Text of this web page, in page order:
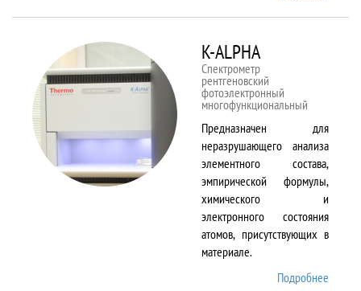
K-ALPHA
Спектрометр
рентгеновский
фотоэлектронный
многофункциональный
Предназначен для
неразрушающего анализа
элементного состава,
эмпирической формулы,
химического и
электронного состояния
атомов, присутствующих в
материале.
Подробнее